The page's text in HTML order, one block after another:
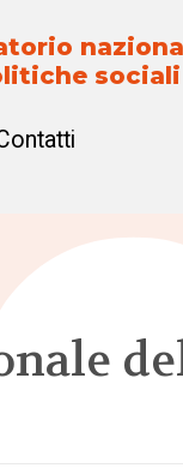
sociali